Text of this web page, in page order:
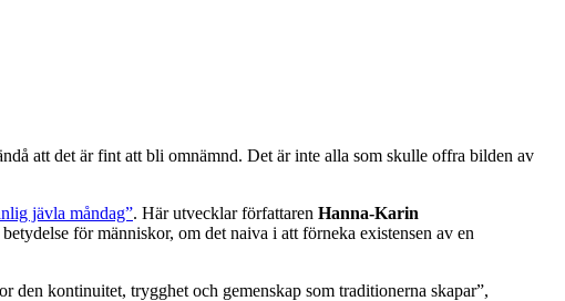
att det är fint att bli omnämnd. Det är inte alla som skulle offra bilden av
jävla måndag”. Här utvecklar författaren Hanna-Karin
för människor, om det naiva i att förneka existensen av en
den kontinuitet, trygghet och gemenskap som traditionerna skapar”,